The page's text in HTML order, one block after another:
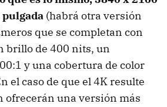
(habrá otra versión
que se completan con
brillo de 400 nits, un
y una cobertura de color
el caso de que el 4K resulte
ofrecerán una versión más